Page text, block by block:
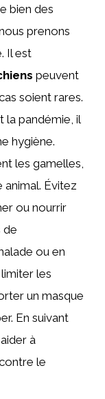
bien des
prenons
Il est
peuvent
soient rares.
la pandémie, il
hygiène.
les gamelles,
Évitez
ou nourrir
de
ou en
les
un masque
En suivant
à
le